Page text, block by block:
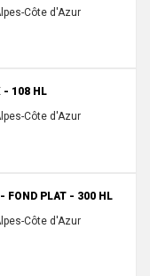
Côte d'Azur
- 108 HL
Côte d'Azur
FOND PLAT - 300 HL
Côte d'Azur